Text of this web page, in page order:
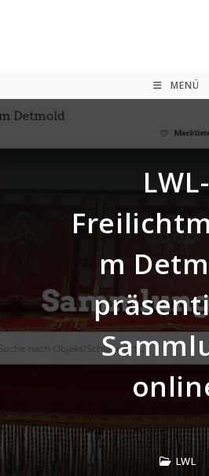
MENÜ
LWL-
m
LWL